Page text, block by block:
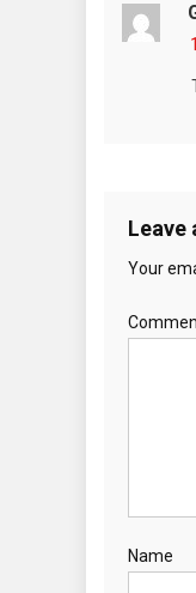
Leave
Your
Name